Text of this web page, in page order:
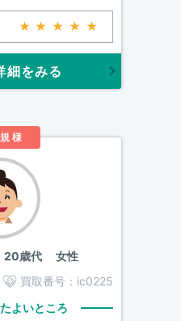
★★★★★
細をみる
様
歳代 女性
買取番号： ic0225
よいところ